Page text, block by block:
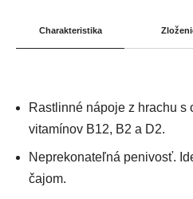
Charakteristika
Rastlinné nápoje z hrachu s
vitamínov B12, B2 a D2.
Neprekonateľná penivosť.
čajom.